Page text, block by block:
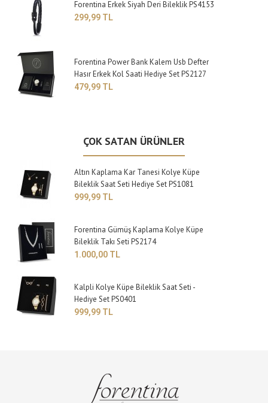
Forentina Erkek Siyah Deri Bileklik PS4153
299,99 TL
Forentina Power Bank Kalem Usb Defter
Hasır Erkek Kol Saati Hediye Set PS2127
479,99 TL
ÇOK SATAN ÜRÜNLER
Altın Kaplama Kar Tanesi Kolye Küpe
Bileklik Saat Seti Hediye Set PS1081
999,99 TL
Forentina Gümüş Kaplama Kolye Küpe
Bileklik Takı Seti PS2174
1.000,00 TL
Kalpli Kolye Küpe Bileklik Saat Seti -
Hediye Set PS0401
999,99 TL